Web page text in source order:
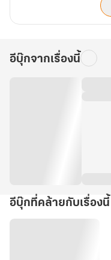
อีบุ๊กจากเรื่องนี้
อีบุ๊กที่คล้ายกับเรื่องนี้